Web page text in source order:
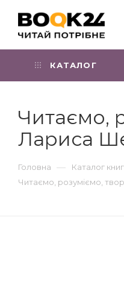
КАТАЛОГ
Читаємо,
Лариса
Головна — Каталог книг
Читаємо, розуміємо,